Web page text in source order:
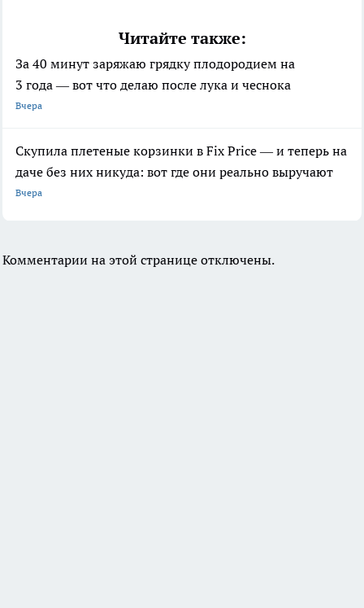
Читайте также:
За 40 минут заряжаю грядку плодородием на
3 года — вот что делаю после лука и чеснока
Вчера
Скупила плетеные корзинки в Fix Price — и теперь на
даче без них никуда: вот где они реально выручают
Вчера
Комментарии на этой странице отключены.